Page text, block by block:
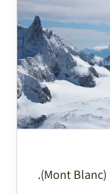
בירת האלפיניזם למרגלות המון בלאן (Mont Blanc).